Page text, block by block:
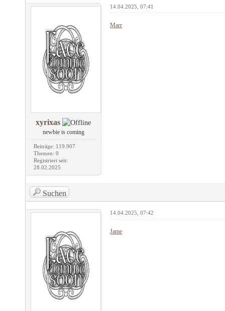
xyrixas
newbie is coming
Beiträge: 119.907
Themen: 0
Registriert seit:
28.02.2025
14.04.2025, 07:41
Marr
Suchen
14.04.2025, 07:42
Jame